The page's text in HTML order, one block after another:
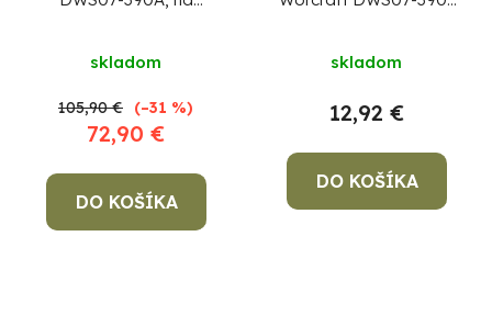
skladom
72,90 €
105,90 € (–31 %)
DO KOŠÍKA
skladom
12,92 €
DO KOŠÍKA